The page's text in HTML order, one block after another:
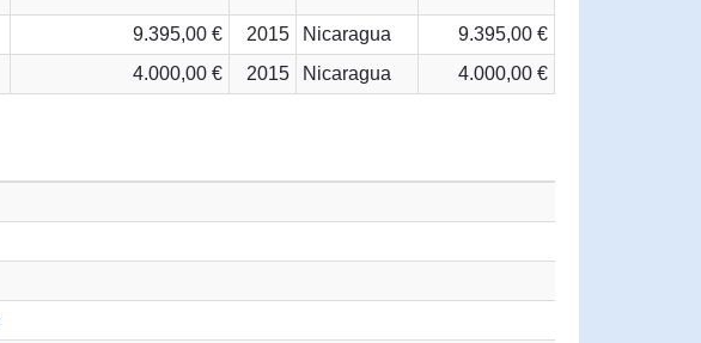
9.395,00 € 2015 Nicaragua
9.395,00 €
4.000,00 € 2015 Nicaragua 4.000,00 €